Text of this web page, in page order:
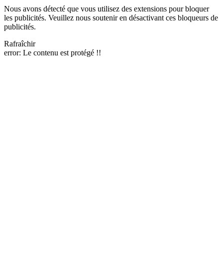
Nous avons détecté que vous utilisez des extensions pour bloquer
les publicités. Veuillez nous soutenir en désactivant ces bloqueurs de
publicités.
Rafraîchir
error: Le contenu est protégé !!